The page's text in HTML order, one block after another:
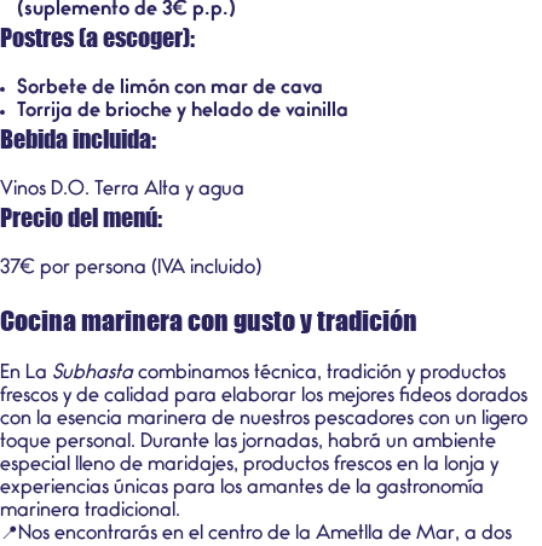
(suplemento de 3€ p.p.)
Postres (a escoger):
Sorbete de limón con mar de cava
Torrija de brioche y helado de vainilla
Bebida incluida:
Vinos D.O. Terra Alta y agua
Precio del menú:
37€ por persona (IVA incluido)
Cocina marinera con gusto y tradición
En La Subhastacombinamos técnica, tradición y productos
frescos y de calidad para elaborar los mejores fideos dorados
con la esencia marinera de nuestros pescadores con un ligero
toque personal. Durante las jornadas, habrá un ambiente
especial lleno de maridajes, productos frescos en la lonja y
experiencias únicas para los amantes de la gastronomía
marinera tradicional.
📍Nos encontrarás en el centro de la Ametlla de Mar, a dos